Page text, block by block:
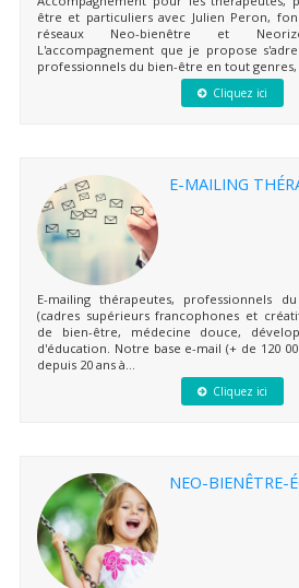
être et particuliers avec Julien Peron,
réseaux Neo-bienêtre et
L'accompagnement que je propose
professionnels du bien-être en tout genres,
Cliquez ici
E-MAILING
E-mailing thérapeutes, professionnels
(cadres supérieurs francophones et
de bien-être, médecine douce,
d'éducation. Notre base e-mail (+ de 120
depuis 20 ans à...
Cliquez ici
NEO-BIENÊTRE-